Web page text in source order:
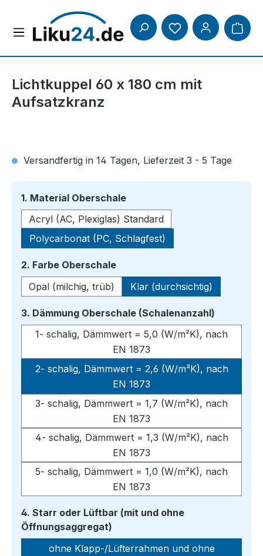
Zum Hauptinhalt springen
Lichtkuppel 60 x 180 cm mit
Aufsatzkranz
Versandfertig in 14 Tagen, Lieferzeit 3 - 5 Tage
1. Material Oberschaleauswählen
Acryl (AC, Plexiglas) Standard
Polycarbonat (PC, Schlagfest)
2. Farbe Oberschaleauswählen
Opal (milchig, trüb)
Klar (durchsichtig)
3. Dämmung Oberschale (Schalenanzahl)
1- schalig, Dämmwert = 5,0 (W/m²K), nach
EN 1873
2- schalig, Dämmwert = 2,6 (W/m²K), nach
EN 1873
3- schalig, Dämmwert = 1,7 (W/m²K), nach
EN 1873
4- schalig, Dämmwert = 1,3 (W/m²K), nach
EN 1873
5- schalig, Dämmwert = 1,0 (W/m²K), nach
EN 1873
4. Starr oder Lüftbar (mit und ohne
Öffnungsaggregat)
ohne Klapp-/Lüfterrahmen und ohne